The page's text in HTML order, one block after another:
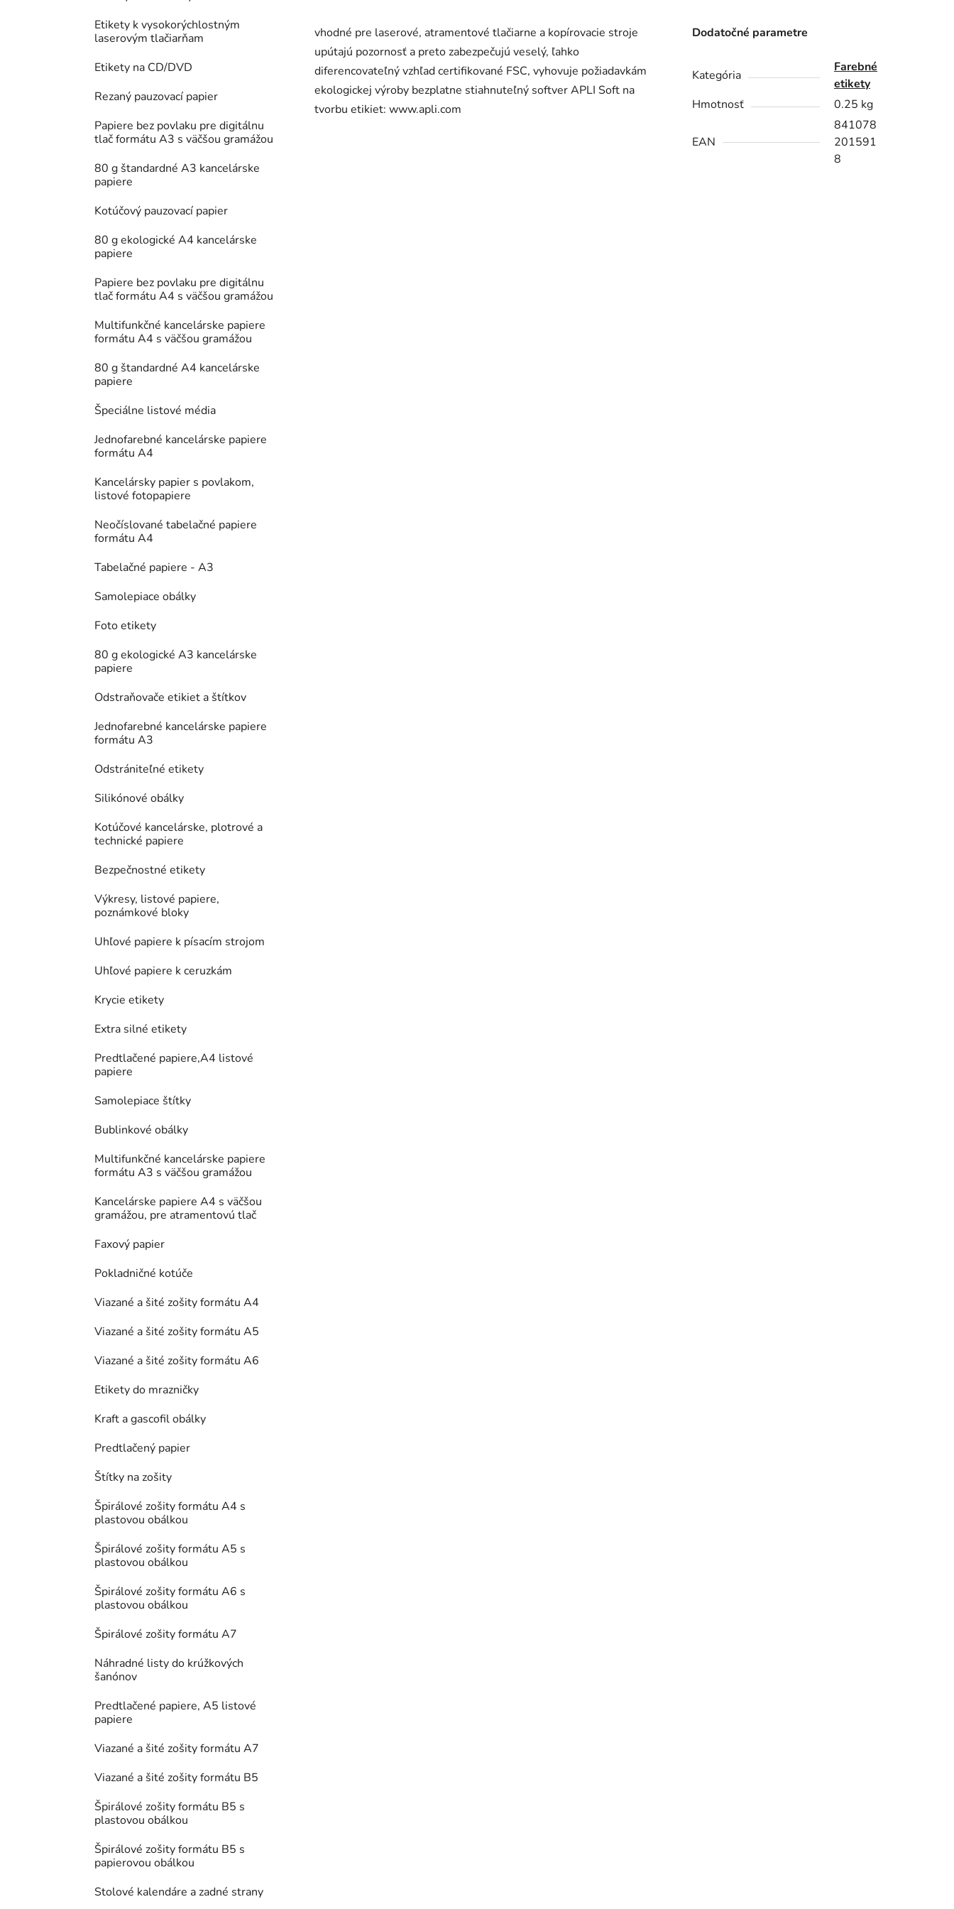
Etikety k vysokorýchlostným
laserovým tlačiarňam
Etikety na CD/DVD
Rezaný pauzovací papier
Papiere bez povlaku pre digitálnu
tlač formátu A3 s väčšou gramážou
80 g štandardné A3 kancelárske
papiere
Kotúčový pauzovací papier
80 g ekologické A4 kancelárske
papiere
Papiere bez povlaku pre digitálnu
tlač formátu A4 s väčšou gramážou
Multifunkčné kancelárske papiere
formátu A4 s väčšou gramážou
80 g štandardné A4 kancelárske
papiere
Špeciálne listové média
Jednofarebné kancelárske papiere
formátu A4
Kancelársky papier s povlakom,
listové fotopapiere
Neočíslované tabelačné papiere
formátu A4
Tabelačné papiere - A3
Samolepiace obálky
Foto etikety
80 g ekologické A3 kancelárske
papiere
Odstraňovače etikiet a štítkov
Jednofarebné kancelárske papiere
formátu A3
Odstrániteľné etikety
Silikónové obálky
Kotúčové kancelárske, plotrové a
technické papiere
Bezpečnostné etikety
Výkresy, listové papiere,
poznámkové bloky
Uhľové papiere k písacím strojom
Uhľové papiere k ceruzkám
Krycie etikety
Extra silné etikety
Predtlačené papiere,A4 listové
papiere
Samolepiace štítky
Bublinkové obálky
Multifunkčné kancelárske papiere
formátu A3 s väčšou gramážou
Kancelárske papiere A4 s väčšou
gramážou, pre atramentovú tlač
Faxový papier
Pokladničné kotúče
Viazané a šité zošity formátu A4
Viazané a šité zošity formátu A5
Viazané a šité zošity formátu A6
Etikety do mrazničky
Kraft a gascofil obálky
Predtlačený papier
Štítky na zošity
Špirálové zošity formátu A4 s
plastovou obálkou
Špirálové zošity formátu A5 s
plastovou obálkou
Špirálové zošity formátu A6 s
plastovou obálkou
Špirálové zošity formátu A7
Náhradné listy do krúžkových
šanónov
Predtlačené papiere, A5 listové
papiere
Viazané a šité zošity formátu A7
Viazané a šité zošity formátu B5
Špirálové zošity formátu B5 s
plastovou obálkou
Špirálové zošity formátu B5 s
papierovou obálkou
Stolové kalendáre a zadné strany
vhodné pre laserové, atramentové tlačiarne a kopírovacie stroje
upútajú pozornosť a preto zabezpečujú veselý, ľahko
diferencovateľný vzhľad certifikované FSC, vyhovuje požiadavkám
ekologickej výroby bezplatne stiahnuteľný softver APLI Soft na
tvorbu etikiet: www.apli.com
Dodatočné parametre
Kategória
Farebné
etikety
Hmotnosť
0.25 kg
EAN
841078
201591
8